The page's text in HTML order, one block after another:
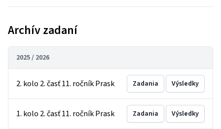
Archív zadaní
2025 / 2026
2. kolo 2. časť 11. ročník Prask Zadania Výsledky
1. kolo 2. časť 11. ročník Prask Zadania Výsledky